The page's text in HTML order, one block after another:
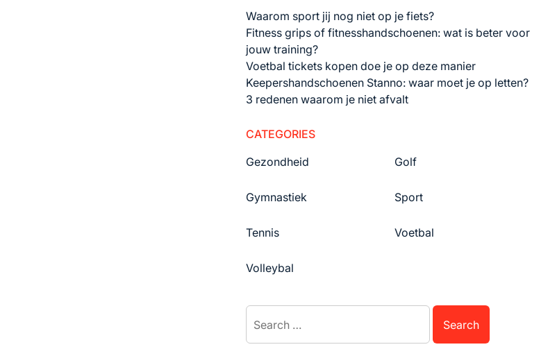
Waarom sport jij nog niet op je fiets?
Fitness grips of fitnesshandschoenen: wat is beter voor
jouw training?
Voetbal tickets kopen doe je op deze manier
Keepershandschoenen Stanno: waar moet je op letten?
3 redenen waarom je niet afvalt
CATEGORIES
Gezondheid
Golf
Gymnastiek Sport
Tennis Voetbal
Volleybal
for: